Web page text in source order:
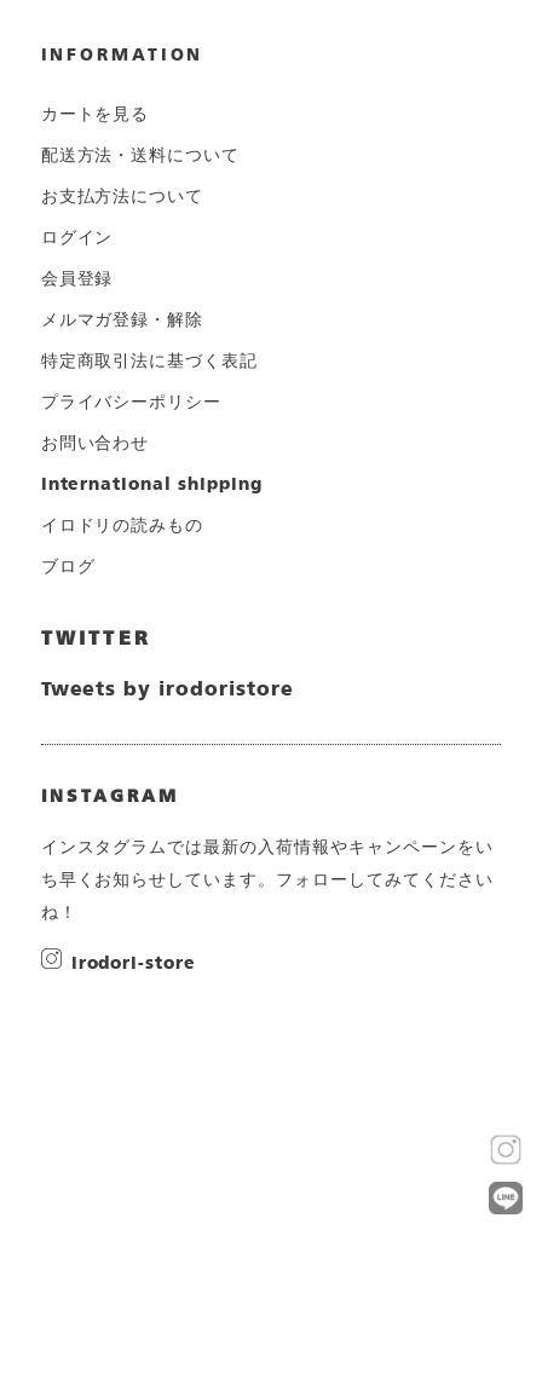
INFORMATION
カートを見る
配送方法・送料について
お支払方法について
ログイン
会員登録
メルマガ登録・解除
特定商取引法に基づく表記
プライバシーポリシー
お問い合わせ
international shipping
イロドリの読みもの
ブログ
TWITTER
Tweets by irodoristore
INSTAGRAM
インスタグラムでは最新の入荷情報やキャンペーンをい
ち早くお知らせしています。フォローしてみてください
ね！
irodori-store